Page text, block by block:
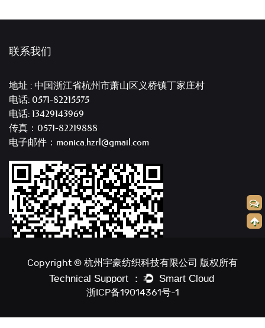
联系我们
地址 : 中国浙江省杭州市萧山区义桥镇丁家庄村
电话: 0571-82215575
电话: 13429143969
传真：0571-82219888
电子邮件：monica.hzrl@gmail.com
Copyright © 杭州宇豪纺织科技有限公司 版权所有
浙ICP备19014361号-1